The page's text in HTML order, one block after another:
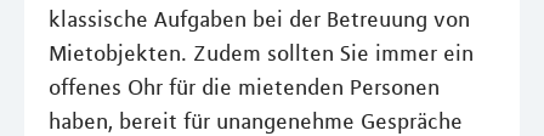
klassische Aufgaben bei der Betreuung von
Mietobjekten. Zudem sollten Sie immer ein
offenes Ohr für die mietenden Personen
haben, bereit für unangenehme Gespräche